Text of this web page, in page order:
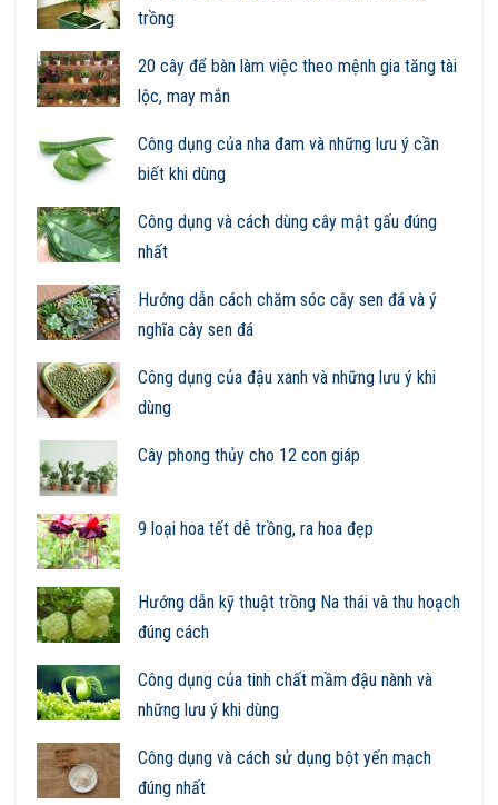
trồng
20 cây để bàn làm việc theo mệnh gia tăng tài
lộc, may mắn
Công dụng của nha đam và những lưu ý cần
biết khi dùng
Công dụng và cách dùng cây mật gấu đúng
nhất
Hướng dẫn cách chăm sóc cây sen đá và ý
nghĩa cây sen đá
Công dụng của đậu xanh và những lưu ý khi
dùng
Cây phong thủy cho 12 con giáp
9 loại hoa tết dễ trồng, ra hoa đẹp
Hướng dẫn kỹ thuật trồng Na thái và thu hoạch
đúng cách
Công dụng của tinh chất mầm đậu nành và
những lưu ý khi dùng
Công dụng và cách sử dụng bột yến mạch
đúng nhất